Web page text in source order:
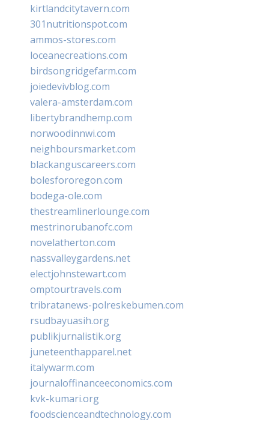
kirtlandcitytavern.com
301nutritionspot.com
ammos-stores.com
loceanecreations.com
birdsongridgefarm.com
joiedevivblog.com
valera-amsterdam.com
libertybrandhemp.com
norwoodinnwi.com
neighboursmarket.com
blackanguscareers.com
bolesfororegon.com
bodega-ole.com
thestreamlinerlounge.com
mestrinorubanofc.com
novelatherton.com
nassvalleygardens.net
electjohnstewart.com
omptourtravels.com
tribratanews-polreskebumen.com
rsudbayuasih.org
publikjurnalistik.org
juneteenthapparel.net
italywarm.com
journaloffinanceeconomics.com
kvk-kumari.org
foodscienceandtechnology.com